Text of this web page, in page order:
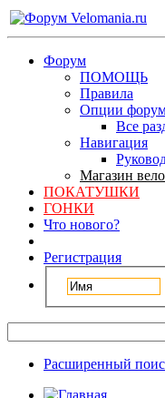
Форум
ПОМОЩЬ
Правила
Опции
Все
Навигация
Магазин
ПОКАТУШКИ
ГОНКИ
Что нового?
Регистрация
Расширенный